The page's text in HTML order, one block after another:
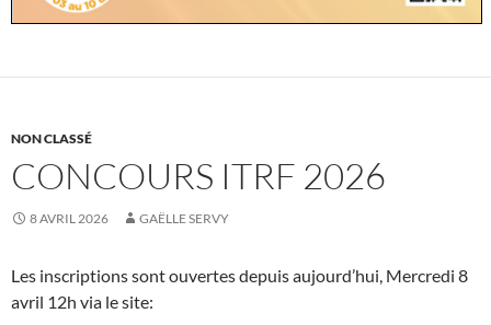
NON CLASSÉ
CONCOURS ITRF 2026
8 AVRIL 2026 GAËLLE SERVY
Les inscriptions sont ouvertes depuis aujourd’hui, Mercredi 8
avril 12h via le site: